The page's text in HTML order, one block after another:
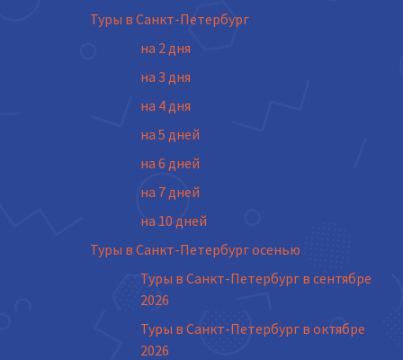
Туры в Санкт-Петербург
на 2 дня
на 3 дня
на 4 дня
на 5 дней
на 6 дней
на 7 дней
на 10 дней
Туры в Санкт-Петербург осенью
Туры в Санкт-Петербург в сентябре
2026
Туры в Санкт-Петербург в октябре
2026